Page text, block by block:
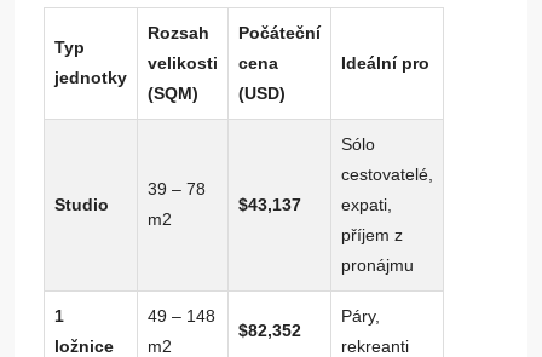
Typ
jednotky
Rozsah
velikosti
(SQM)
Počáteční
cena
(USD)
Ideální pro
Studio
39 – 78
m2
$43,137
Sólo
cestovatelé,
expati,
příjem z
pronájmu
1
ložnice
49 – 148
m2
$82,352
Páry,
rekreanti